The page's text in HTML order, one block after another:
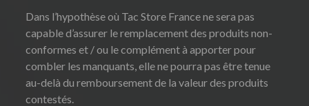
Dans l’hypothèse où Tac Store France ne sera pas
capable d’assurer le remplacement des produits non-
conformes et / ou le complément à apporter pour
combler les manquants, elle ne pourra pas être tenue
au-delà du remboursement de la valeur des produits
contestés.